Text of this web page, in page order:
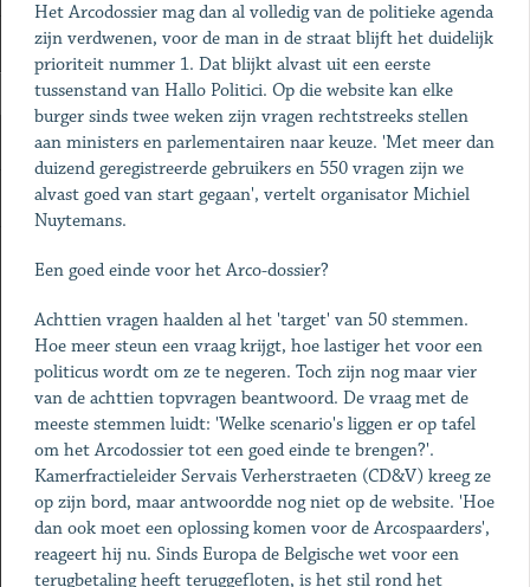
Het Arcodossier mag dan al volledig van de politieke agenda
zijn verdwenen, voor de man in de straat blijft het duidelijk
prioriteit nummer 1. Dat blijkt alvast uit een eerste
tussenstand van Hallo Politici. Op die website kan elke
burger sinds twee weken zijn vragen rechtstreeks stellen
aan ministers en parlementairen naar keuze. 'Met meer dan
duizend geregistreerde gebruikers en 550 vragen zijn we
alvast goed van start gegaan', vertelt organisator Michiel
Nuytemans.
Een goed einde voor het Arco-dossier?
Achttien vragen haalden al het 'target' van 50 stemmen.
Hoe meer steun een vraag krijgt, hoe lastiger het voor een
politicus wordt om ze te negeren. Toch zijn nog maar vier
van de achttien topvragen beantwoord. De vraag met de
meeste stemmen luidt: 'Welke scenario's liggen er op tafel
om het Arcodossier tot een goed einde te brengen?'.
Kamerfractieleider Servais Verherstraeten (CD&V) kreeg ze
op zijn bord, maar antwoordde nog niet op de website. 'Hoe
dan ook moet een oplossing komen voor de Arcospaarders',
reageert hij nu. Sinds Europa de Belgische wet voor een
terugbetaling heeft teruggefloten, is het stil rond het